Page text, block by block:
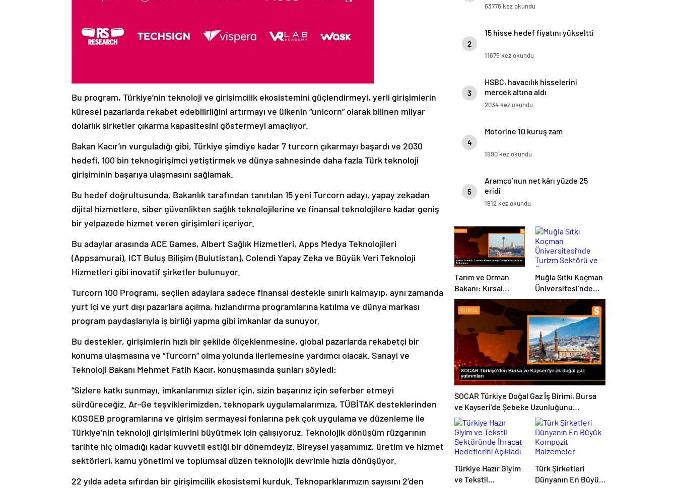
Bu program, Türkiye’nin teknoloji ve girişimcilik ekosistemini güçlendirmeyi, yerli girişimlerin
küresel pazarlarda rekabet edebilirliğini artırmayı ve ülkenin “unicorn” olarak bilinen milyar
dolarlık şirketler çıkarma kapasitesini göstermeyi amaçlıyor.
Bakan Kacır’ın vurguladığı gibi, Türkiye şimdiye kadar 7 turcorn çıkarmayı başardı ve 2030
hedefi, 100 bin teknogirişimci yetiştirmek ve dünya sahnesinde daha fazla Türk teknoloji
girişiminin başarıya ulaşmasını sağlamak.
Bu hedef doğrultusunda, Bakanlık tarafından tanıtılan 15 yeni Turcorn adayı, yapay zekadan
dijital hizmetlere, siber güvenlikten sağlık teknolojilerine ve finansal teknolojilere kadar geniş
bir yelpazede hizmet veren girişimleri içeriyor.
Bu adaylar arasında ACE Games, Albert Sağlık Hizmetleri, Apps Medya Teknolojileri
(Appsamurai), ICT Buluş Bilişim (Bulutistan), Colendi Yapay Zeka ve Büyük Veri Teknoloji
Hizmetleri gibi inovatif şirketler bulunuyor.
Turcorn 100 Programı, seçilen adaylara sadece finansal destekle sınırlı kalmayıp, aynı zamanda
yurt içi ve yurt dışı pazarlara açılma, hızlandırma programlarına katılma ve dünya markası
program paydaşlarıyla iş birliği yapma gibi imkanlar da sunuyor.
Bu destekler, girişimlerin hızlı bir şekilde ölçeklenmesine, global pazarlarda rekabetçi bir
konuma ulaşmasına ve “Turcorn” olma yolunda ilerlemesine yardımcı olacak. Sanayi ve
Teknoloji Bakanı Mehmet Fatih Kacır, konuşmasında şunları söyledi:
“Sizlere katkı sunmayı, imkanlarımızı sizler için, sizin başarınız için seferber etmeyi
sürdüreceğiz. Ar-Ge teşviklerimizden, teknopark uygulamalarımıza, TÜBİTAK desteklerinden
KOSGEB programlarına ve girişim sermayesi fonlarına pek çok uygulama ve düzenleme ile
Türkiye’nin teknoloji girişimlerini büyütmek için çalışıyoruz. Teknolojik dönüşüm rüzgarının
tarihte hiç olmadığı kadar kuvvetli estiği bir dönemdeyiz. Bireysel yaşamımız, üretim ve hizmet
sektörleri, kamu yönetimi ve toplumsal düzen teknolojik devrimle hızla dönüşüyor.
22 yılda adeta sıfırdan bir girişimcilik ekosistemi kurduk. Teknoparklarımızın sayısını 2’den
63776 kez okundu
2
15 hisse hedef fiyatını yükseltti
11675 kez okundu
3
HSBC, havacılık hisselerini
mercek altına aldı
2034 kez okundu
4
Motorine 10 kuruş zam
1990 kez okundu
5
Aramco’nun net kârı yüzde 25
eridi
1912 kez okundu
Tarım ve Orman
Bakanı: Kırsal
kalkınmada
gençlere ve
kadınlara pozitif
ayrımcılık yapıyoruz
Muğla Sıtkı Koçman
Üniversitesi’nde
Turizm Sektörü ve
Öğrenciler Buluştu
SOCAR Türkiye Doğal Gaz İş Birimi, Bursa
ve Kayseri’de Şebeke Uzunluğunu
Artıracak
Türkiye Hazır Giyim
ve Tekstil
Türk Şirketleri
Dünyanın En Büyük